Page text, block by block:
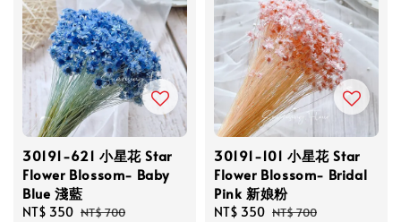
30191-621 小星花 Star
Flower Blossom- Baby
Blue 淺藍
Sale
NT$ 350 Regular
NT$ 700
30191-101 小星花 Star
Flower Blossom- Bridal
Pink 新娘粉
Sale
NT$ 350 Regular
NT$ 700